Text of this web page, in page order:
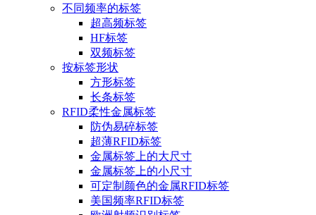
不同频率的标签
超高频标签
HF标签
双频标签
按标签形状
方形标签
长条标签
RFID柔性金属标签
防伪易碎标签
超薄RFID标签
金属标签上的大尺寸
金属标签上的小尺寸
可定制颜色的金属RFID标签
美国频率RFID标签